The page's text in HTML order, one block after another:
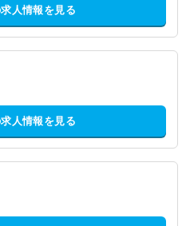
人情報を見る
人情報を見る